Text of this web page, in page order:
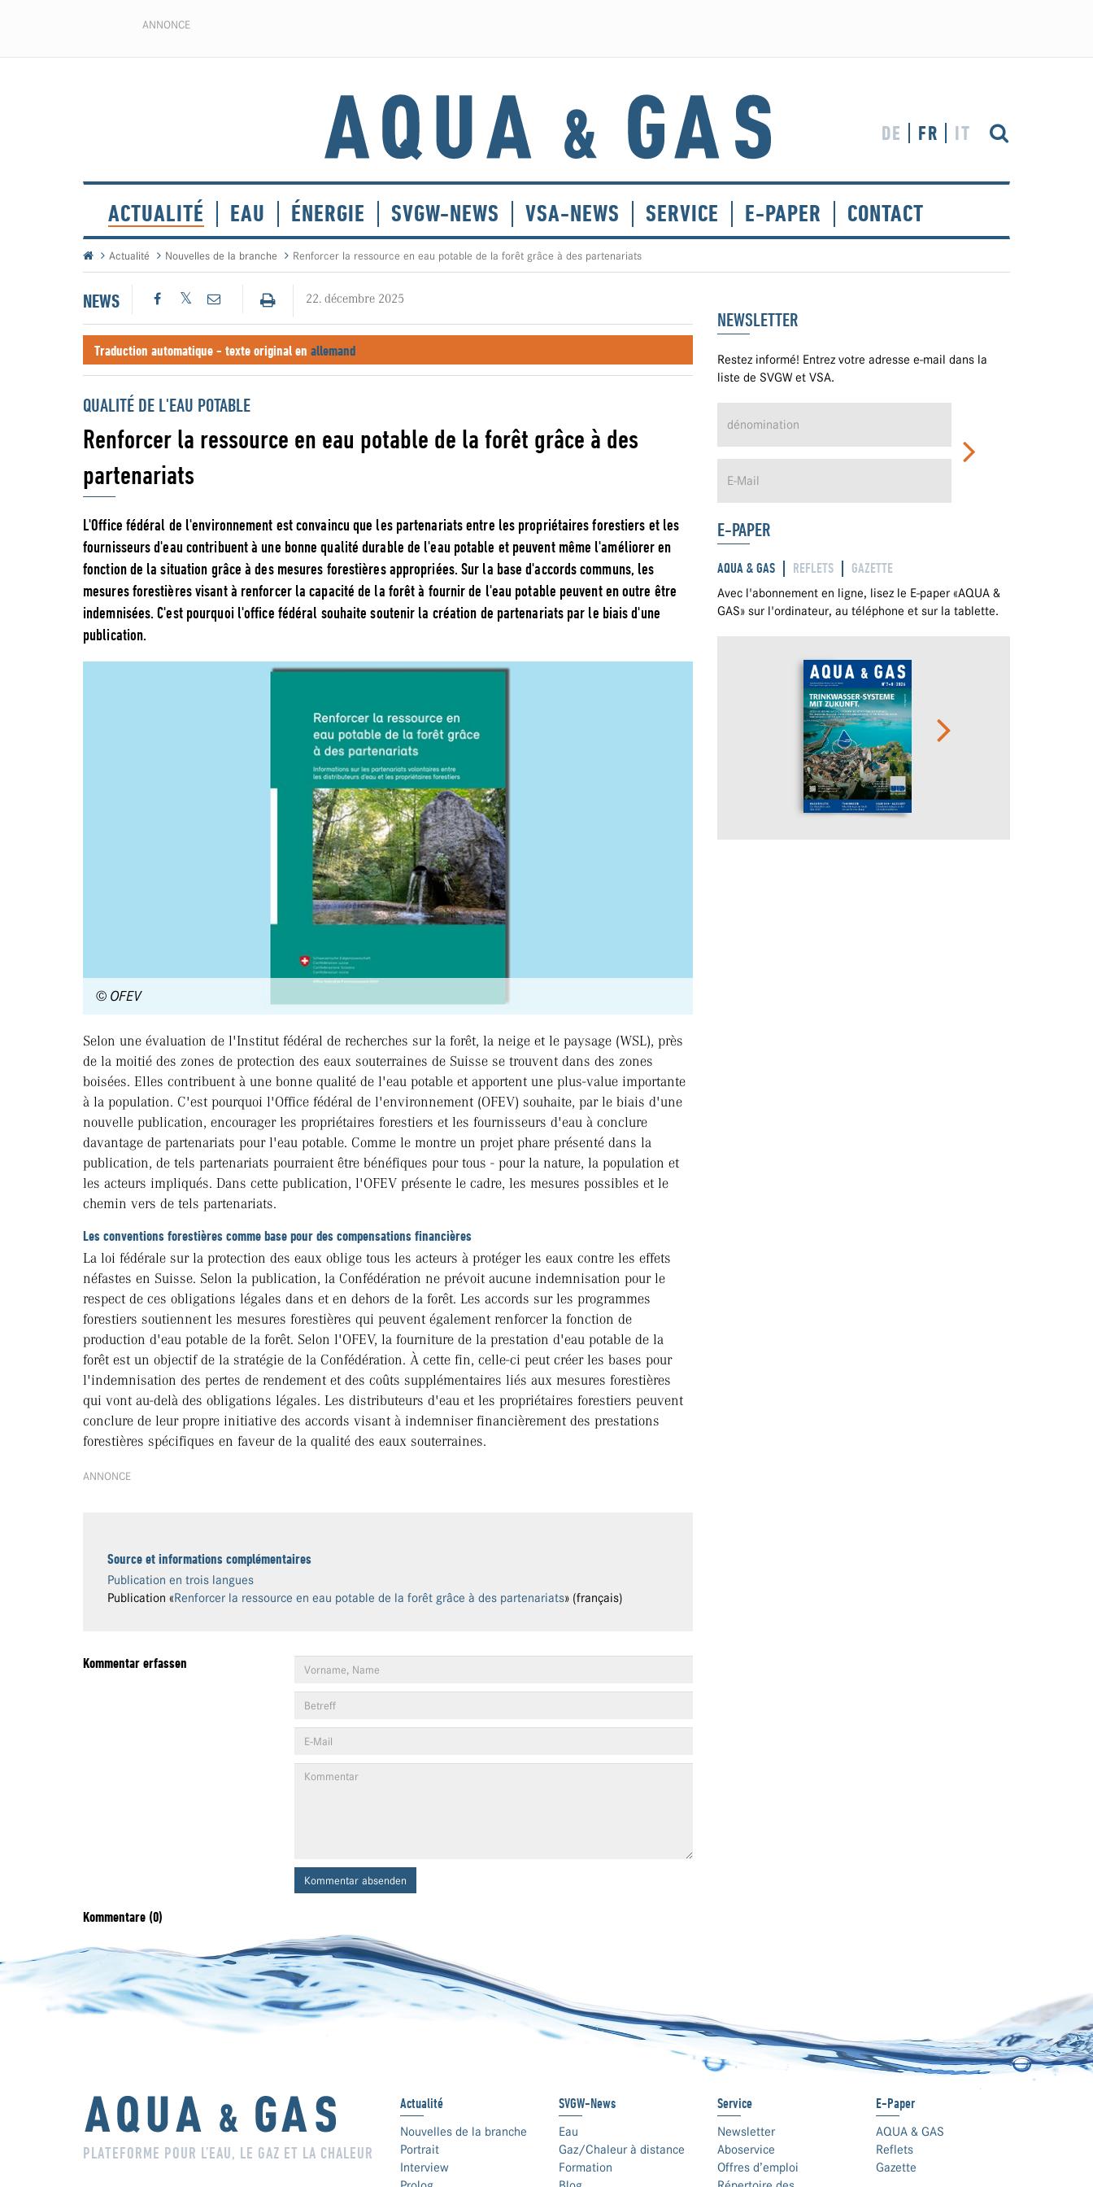
ANNONCE
DE FR IT
ACTUALITÉ EAU ÉNERGIE SVGW-NEWS VSA-NEWS SERVICE E-PAPER CONTACT
Actualité Nouvelles de la branche Renforcer la ressource en eau potable de la forêt grâce à des partenariats
NEWS 22. décembre 2025
Traduction automatique - texte original en allemand
QUALITÉ DE L'EAU POTABLE
Renforcer la ressource en eau potable de la forêt grâce à des
partenariats
L'Office fédéral de l'environnement est convaincu que les partenariats entre les propriétaires forestiers et les
fournisseurs d'eau contribuent à une bonne qualité durable de l'eau potable et peuvent même l'améliorer en
fonction de la situation grâce à des mesures forestières appropriées. Sur la base d'accords communs, les
mesures forestières visant à renforcer la capacité de la forêt à fournir de l'eau potable peuvent en outre être
indemnisées. C'est pourquoi l'office fédéral souhaite soutenir la création de partenariats par le biais d'une
publication.
© OFEV
Selon une évaluation de l'Institut fédéral de recherches sur la forêt, la neige et le paysage (WSL), près
de la moitié des zones de protection des eaux souterraines de Suisse se trouvent dans des zones
boisées. Elles contribuent à une bonne qualité de l'eau potable et apportent une plus-value importante
à la population. C'est pourquoi l'Office fédéral de l'environnement (OFEV) souhaite, par le biais d'une
nouvelle publication, encourager les propriétaires forestiers et les fournisseurs d'eau à conclure
davantage de partenariats pour l'eau potable. Comme le montre un projet phare présenté dans la
publication, de tels partenariats pourraient être bénéfiques pour tous - pour la nature, la population et
les acteurs impliqués. Dans cette publication, l'OFEV présente le cadre, les mesures possibles et le
chemin vers de tels partenariats.
Les conventions forestières comme base pour des compensations financières
La loi fédérale sur la protection des eaux oblige tous les acteurs à protéger les eaux contre les effets
néfastes en Suisse. Selon la publication, la Confédération ne prévoit aucune indemnisation pour le
respect de ces obligations légales dans et en dehors de la forêt. Les accords sur les programmes
forestiers soutiennent les mesures forestières qui peuvent également renforcer la fonction de
production d'eau potable de la forêt. Selon l'OFEV, la fourniture de la prestation d'eau potable de la
forêt est un objectif de la stratégie de la Confédération. À cette fin, celle-ci peut créer les bases pour
l'indemnisation des pertes de rendement et des coûts supplémentaires liés aux mesures forestières
qui vont au-delà des obligations légales. Les distributeurs d'eau et les propriétaires forestiers peuvent
conclure de leur propre initiative des accords visant à indemniser financièrement des prestations
forestières spécifiques en faveur de la qualité des eaux souterraines.
ANNONCE
Source et informations complémentaires
Publication en trois langues
Publication «Renforcer la ressource en eau potable de la forêt grâce à des partenariats» (français)
Kommentar erfassen
Kommentar absenden
Kommentare (0)
NEWSLETTER
Restez informé! Entrez votre adresse e-mail dans la
liste de SVGW et VSA.
E-PAPER
AQUA & GAS REFLETS GAZETTE
Avec l'abonnement en ligne, lisez le E-paper «AQUA &
GAS» sur l'ordinateur, au téléphone et sur la tablette.
PLATEFORME POUR L’EAU, LE GAZ ET LA CHALEUR
Actualité
Nouvelles de la branche
Portrait
Interview
SVGW-News
Eau
Gaz/Chaleur à distance
Formation
Service
Newsletter
Aboservice
Offres d’emploi
E-Paper
AQUA & GAS
Reflets
Gazette